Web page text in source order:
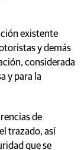
existente
y demás
considerada
y para la
de
trazado, así
que se